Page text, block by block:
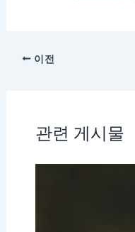
이전
관련 게시물